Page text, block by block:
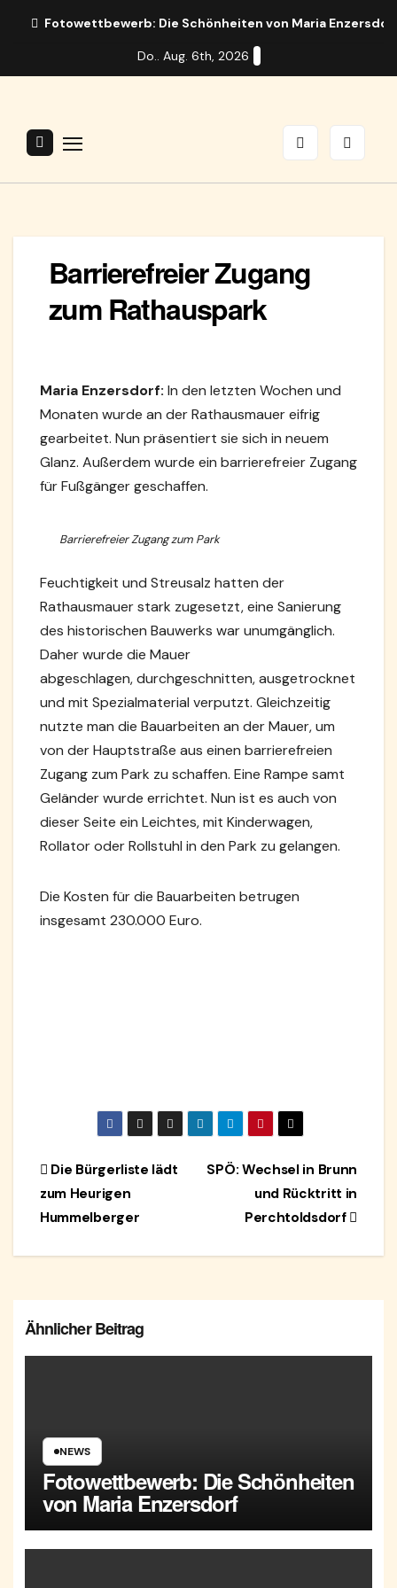
Fotowettbewerb: Die Schönheiten von Maria Enzersdorf
Do.. Aug. 6th, 2026
Barrierefreier Zugang
zum Rathauspark
Maria Enzersdorf: In den letzten Wochen und
Monaten wurde an der Rathausmauer eifrig
gearbeitet. Nun präsentiert sie sich in neuem
Glanz. Außerdem wurde ein barrierefreier Zugang
für Fußgänger geschaffen.
Barrierefreier Zugang zum Park
Feuchtigkeit und Streusalz hatten der
Rathausmauer stark zugesetzt, eine Sanierung
des historischen Bauwerks war unumgänglich.
Daher wurde die Mauer
abgeschlagen, durchgeschnitten, ausgetrocknet
und mit Spezialmaterial verputzt. Gleichzeitig
nutzte man die Bauarbeiten an der Mauer, um
von der Hauptstraße aus einen barrierefreien
Zugang zum Park zu schaffen. Eine Rampe samt
Geländer wurde errichtet. Nun ist es auch von
dieser Seite ein Leichtes, mit Kinderwagen,
Rollator oder Rollstuhl in den Park zu gelangen.
Die Kosten für die Bauarbeiten betrugen
insgesamt 230.000 Euro.
BeitragsnavigationSPÖ: Wechsel in Brunn
und Rücktritt in
Perchtoldsdorf
Die Bürgerliste lädt
zum Heurigen
Hummelberger
Ähnlicher Beitrag
NEWS
Fotowettbewerb: Die Schönheiten
von Maria Enzersdorf